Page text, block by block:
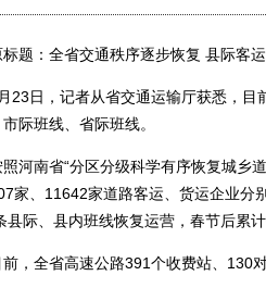
：全省交通秩序逐步恢复 县际客运
日，记者从省交通运输厅获悉，目
际班线、省际班线。
南省“分区分级科学有序恢复城乡道
家、11642家道路客运、货运企业分
县际、县内班线恢复运营，春节后累
全省高速公路391个收费站、130对